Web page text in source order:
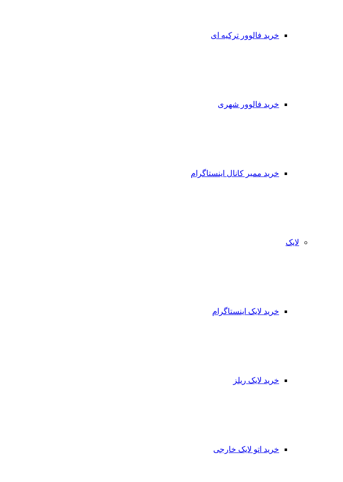
خرید فالوور ترکیه ای
خرید فالوور شهری
خرید ممبر کانال اینستاگرام
لایک
خرید لایک اینستاگرام
خرید لایک ریلز
خرید اتو لایک خارجی